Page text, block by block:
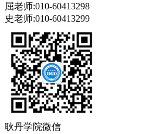
屈老师:010-60413298
史老师:010-60413299
耿丹学院微信